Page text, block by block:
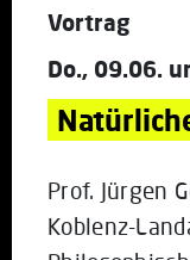
Vortrag
Do., 09.06.
Prof. Jürgen
Koblenz-